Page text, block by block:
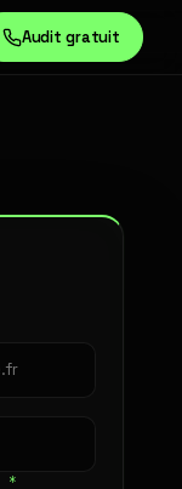
Audit gratuit
*